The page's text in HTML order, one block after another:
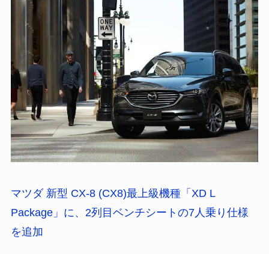
マツダ 新型 CX-8 (CX8)最上級機種「XD L
Package」に、2列目ベンチシートの7人乗り仕様
を追加